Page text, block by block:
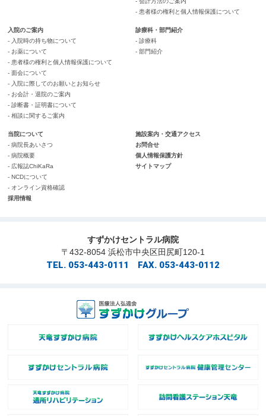
- 患者様の権利と個人情報保護について
入院のご案内
- 入院時の持ち物について
- お薬について
- 患者様の権利と個人情報保護について
- 面会について
- 入院に際してのお願いとお知らせ
- お会計・退院のご案内
- 診断書・証明書について
- 相談に関するご案内
診療科・部門紹介
- 診療科
- 部門紹介
当院について
- 病院長あいさつ
- 病院概要
- 広報誌ChiKaRa
- NCDについて
- オンライン資格確認
採用情報
施設案内・交通アクセス
お問合せ
個人情報保護方針
サイトマップ
すずかけセントラル病院
〒432-8054 浜松市中央区田尻町120-1
TEL. 053-443-0111 FAX. 053-443-0112